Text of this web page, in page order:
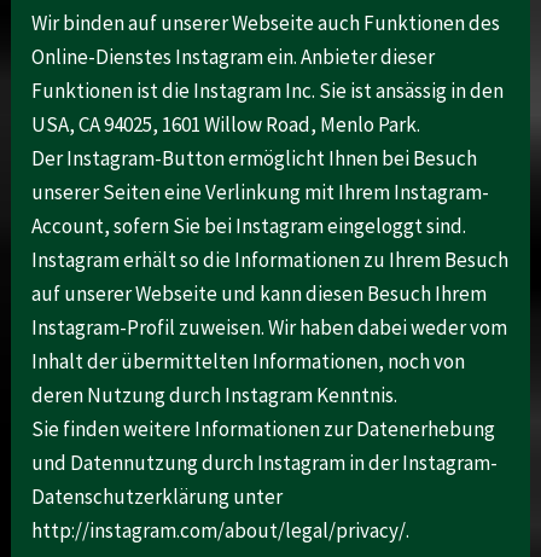
Wir binden auf unserer Webseite auch Funktionen des
Online-Dienstes Instagram ein. Anbieter dieser
Funktionen ist die Instagram Inc. Sie ist ansässig in den
USA, CA 94025, 1601 Willow Road, Menlo Park.
Der Instagram-Button ermöglicht Ihnen bei Besuch
unserer Seiten eine Verlinkung mit Ihrem Instagram-
Account, sofern Sie bei Instagram eingeloggt sind.
Instagram erhält so die Informationen zu Ihrem Besuch
auf unserer Webseite und kann diesen Besuch Ihrem
Instagram-Profil zuweisen. Wir haben dabei weder vom
Inhalt der übermittelten Informationen, noch von
deren Nutzung durch Instagram Kenntnis.
Sie finden weitere Informationen zur Datenerhebung
und Datennutzung durch Instagram in der Instagram-
Datenschutzerklärung unter
http://instagram.com/about/legal/privacy/.